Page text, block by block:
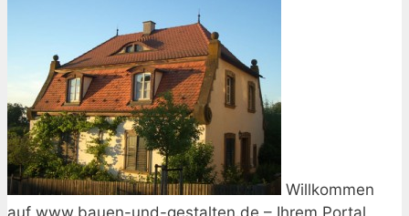
Willkommen
auf www.bauen-und-gestalten.de – Ihrem Portal